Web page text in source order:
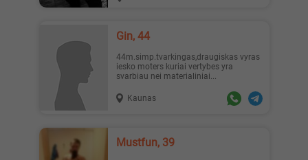
Gin, 44
44m.simp.tvarkingas,draugiskas vyras
iesko moters kuriai vertybes yra
svarbiau nei materialiniai...
Kaunas
Mustfun, 39